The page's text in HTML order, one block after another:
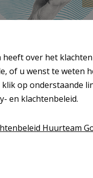
heeft over het
of u wenst te weten
klik op onderstaande
en klachtenbeleid.
Huurteam